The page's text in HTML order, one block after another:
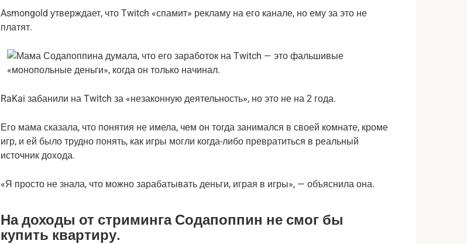
Asmongold утверждает, что Twitch «спамит» рекламу на его канале, но ему за это не
платят.
RaKai забанили на Twitch за «незаконную деятельность», но это не на 2 года.
Его мама сказала, что понятия не имела, чем он тогда занимался в своей комнате, кроме
игр, и ей было трудно понять, как игры могли когда-либо превратиться в реальный
источник дохода.
«Я просто не знала, что можно зарабатывать деньги, играя в игры», — объяснила она.
На доходы от стриминга Содапоппин не смог бы
купить квартиру.